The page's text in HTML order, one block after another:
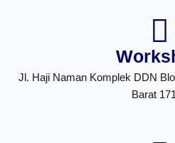
Jl. Haji Naman Komplek DDN
Barat